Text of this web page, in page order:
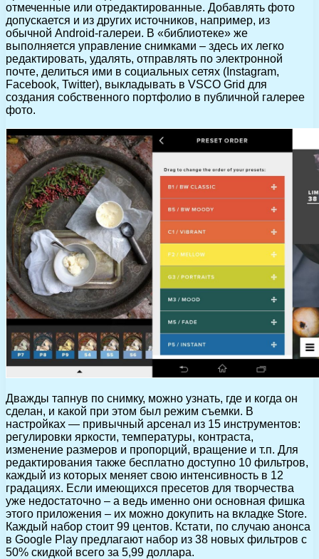
отмеченные или отредактированные. Добавлять фото
допускается и из других источников, например, из
обычной Android-галереи. В «библиотеке» же
выполняется управление снимками – здесь их легко
редактировать, удалять, отправлять по электронной
почте, делиться ими в социальных сетях (Instagram,
Facebook, Twitter), выкладывать в VSCO Grid для
создания собственного портфолио в публичной галерее
фото.
Дважды тапнув по снимку, можно узнать, где и когда он
сделан, и какой при этом был режим съемки. В
настройках — привычный арсенал из 15 инструментов:
регулировки яркости, температуры, контраста,
изменение размеров и пропорций, вращение и т.п. Для
редактирования также бесплатно доступно 10 фильтров,
каждый из которых меняет свою интенсивность в 12
градациях. Если имеющихся пресетов для творчества
уже недостаточно – а ведь именно они основная фишка
этого приложения – их можно докупить на вкладке Store.
Каждый набор стоит 99 центов. Кстати, по случаю анонса
в Google Play предлагают набор из 38 новых фильтров с
50% скидкой всего за 5,99 доллара.